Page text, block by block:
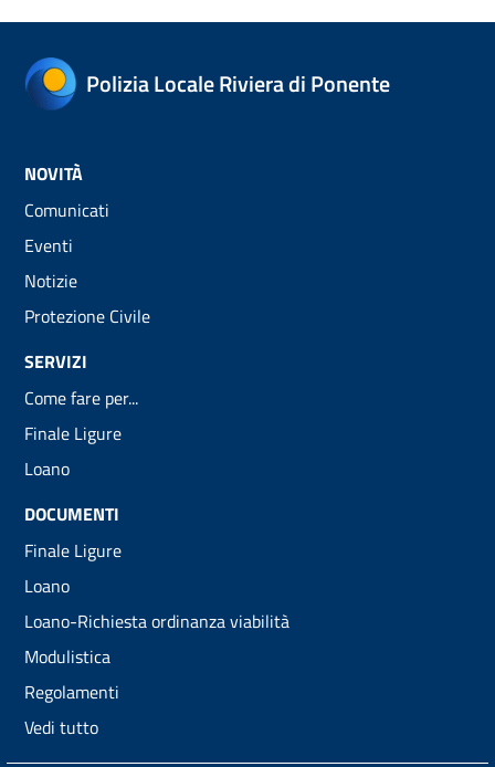
Polizia Locale Riviera di Ponente
NOVITÀ
Comunicati
Eventi
Notizie
Protezione Civile
SERVIZI
Come fare per...
Finale Ligure
Loano
DOCUMENTI
Finale Ligure
Loano
Loano-Richiesta ordinanza viabilità
Modulistica
Regolamenti
Vedi tutto